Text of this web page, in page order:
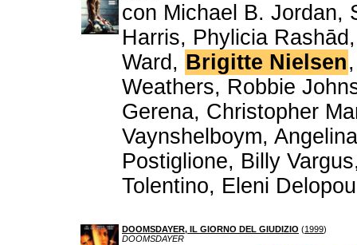
con Michael B. Jordan,
Harris, Phylicia
Ward, Brigitte Nielsen
Weathers, Robbie
Gerena, Christopher
Vaynshelboym,
Postiglione, Billy
Tolentino, Eleni
DOOMSDAYER, IL GIORNO DEL GIUDIZIO (1999)
DOOMSDAYER